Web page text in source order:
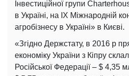
Інвестиційної групи
в Україні, на IX Міжнародній
агробізнесу в Україні» в Києві.
«Згідно Держстату, в 2016 р
економіку України з Кіпру
Російської Федерації – $ 4,35